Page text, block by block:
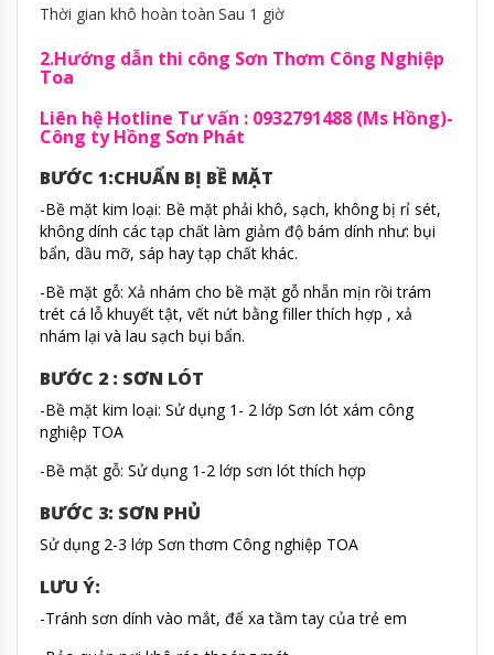
Thời gian khô hoàn toàn Sau 1 giờ
2.Hướng dẫn thi công Sơn Thơm Công Nghiệp
Toa
Liên hệ Hotline Tư vấn : 0932791488 (Ms Hồng)-
Công ty Hồng Sơn Phát
BƯỚC 1:CHUẨN BỊ BỀ MẶT
-Bề mặt kim loại: Bề mặt phải khô, sạch, không bị rỉ sét,
không dính các tạp chất làm giảm độ bám dính như: bụi
bẩn, dầu mỡ, sáp hay tạp chất khác.
-Bề mặt gỗ: Xả nhám cho bề mặt gỗ nhẵn mịn rồi trám
trét cá lỗ khuyết tật, vết nứt bằng filler thích hợp , xả
nhám lại và lau sạch bụi bẩn.
BƯỚC 2 : SƠN LÓT
-Bề mặt kim loại: Sử dụng 1- 2 lớp Sơn lót xám công
nghiệp TOA
-Bề mặt gỗ: Sử dụng 1-2 lớp sơn lót thích hợp
BƯỚC 3: SƠN PHỦ
Sử dụng 2-3 lớp Sơn thơm Công nghiệp TOA
LƯU Ý:
-Tránh sơn dính vào mắt, để xa tầm tay của trẻ em